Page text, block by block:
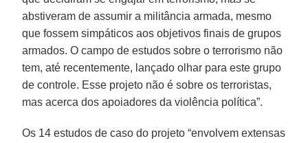
abstiveram de assumir a militância armada, mesmo
que fossem simpáticos aos objetivos finais de grupos
armados. O campo de estudos sobre o terrorismo não
tem, até recentemente, lançado olhar para este grupo
de controle. Esse projeto não é sobre os terroristas,
mas acerca dos apoiadores da violência política”.
Os 14 estudos de caso do projeto “envolvem extensas